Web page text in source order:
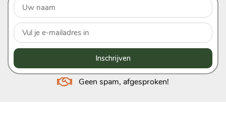
Inschrijven
Geen spam, afgesproken!